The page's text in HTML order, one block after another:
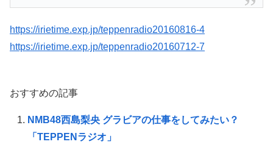
https://irietime.exp.jp/teppenradio20160816-4
https://irietime.exp.jp/teppenradio20160712-7
おすすめの記事
NMB48西島梨央 グラビアの仕事をしてみたい？
「TEPPENラジオ」